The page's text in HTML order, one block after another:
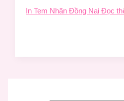
In Tem Nhãn Đồng Nai Đọc